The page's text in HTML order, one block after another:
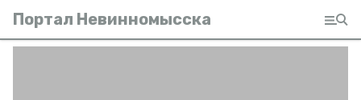
Портал Невинномысска